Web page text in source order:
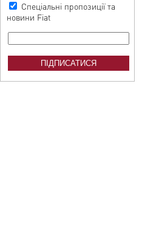
Спеціальні пропозиції та
новини Fiat